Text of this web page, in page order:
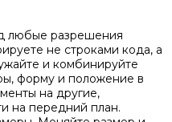
любые разрешения
не строками кода, а
и комбинируйте
форму и положение в
на другие,
на передний план.